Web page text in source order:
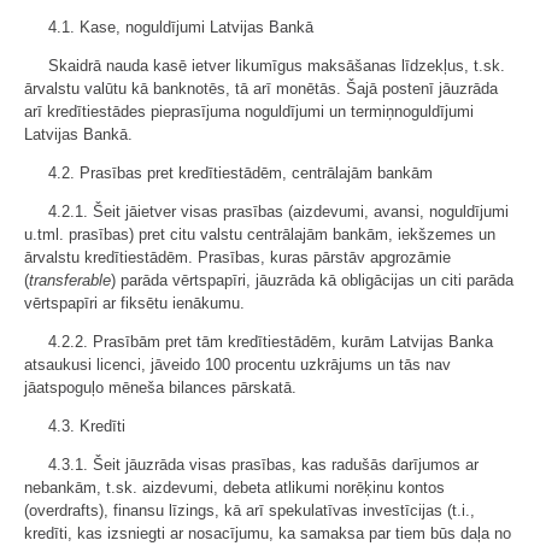
4.1. Kase, noguldījumi Latvijas Bankā
Skaidrā nauda kasē ietver likumīgus maksāšanas līdzekļus, t.sk.
ārvalstu valūtu kā banknotēs, tā arī monētās. Šajā postenī jāuzrāda
arī kredītiestādes pieprasījuma noguldījumi un termiņnoguldījumi
Latvijas Bankā.
4.2. Prasības pret kredītiestādēm, centrālajām bankām
4.2.1. Šeit jāietver visas prasības (aizdevumi, avansi, noguldījumi
u.tml. prasības) pret citu valstu centrālajām bankām, iekšzemes un
ārvalstu kredītiestādēm. Prasības, kuras pārstāv apgrozāmie
(transferable) parāda vērtspapīri, jāuzrāda kā obligācijas un citi parāda
vērtspapīri ar fiksētu ienākumu.
4.2.2. Prasībām pret tām kredītiestādēm, kurām Latvijas Banka
atsaukusi licenci, jāveido 100 procentu uzkrājums un tās nav
jāatspoguļo mēneša bilances pārskatā.
4.3. Kredīti
4.3.1. Šeit jāuzrāda visas prasības, kas radušās darījumos ar
nebankām, t.sk. aizdevumi, debeta atlikumi norēķinu kontos
(overdrafts), finansu līzings, kā arī spekulatīvas investīcijas (t.i.,
kredīti, kas izsniegti ar nosacījumu, ka samaksa par tiem būs daļa no